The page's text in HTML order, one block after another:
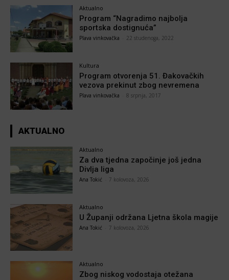
Aktualno
Program “Nagradimo najbolja
sportska dostignuća”
Plava vinkovačka 22 studenoga, 2022
Kultura
Program otvorenja 51. Đakovačkih
vezova prekinut zbog nevremena
Plava vinkovačka 8 srpnja, 2017
AKTUALNO
Aktualno
Za dva tjedna započinje još jedna
Divlja liga
Ana Tokić 7 kolovoza, 2026
Aktualno
U Županji održana Ljetna škola magije
Ana Tokić 7 kolovoza, 2026
Aktualno
Zbog niskog vodostaja otežana